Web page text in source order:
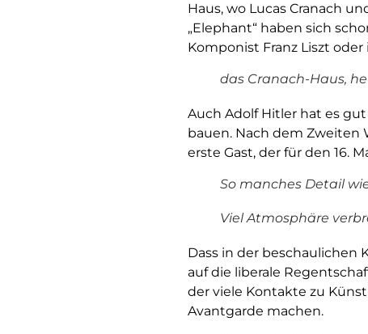
Haus, wo Lucas Cranach
„Elephant“ haben sich
Komponist Franz Liszt
das Cranach-Haus,
Auch Adolf Hitler hat es
bauen. Nach dem Zweiten
erste Gast, der für den 16.
So manches Detail
Viel Atmosphäre
Dass in der beschaulichen
auf die liberale
der viele Kontakte zu
Avantgarde machen.